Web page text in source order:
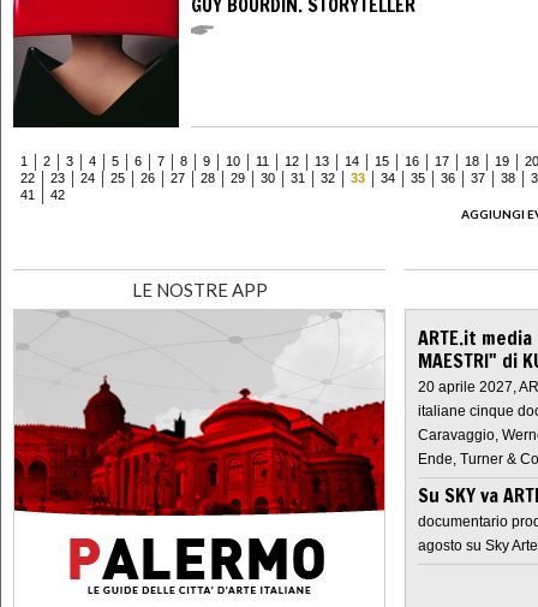
1 2 3 4 5 6 7 8 9 10 11 12 13 14 15 16 17 18 19
20
22
23 24 25 26 27 28 29 30 31 32 33 34 35 36 37 38
41
42
AGGIUNGI
LE NOSTRE APP
ARTE.it
MAESTRI" di
20 aprile 2027,
italiane cinque
Caravaggio,
Ende, Turner &
Su SKY va
documentario
agosto su Sky Arte